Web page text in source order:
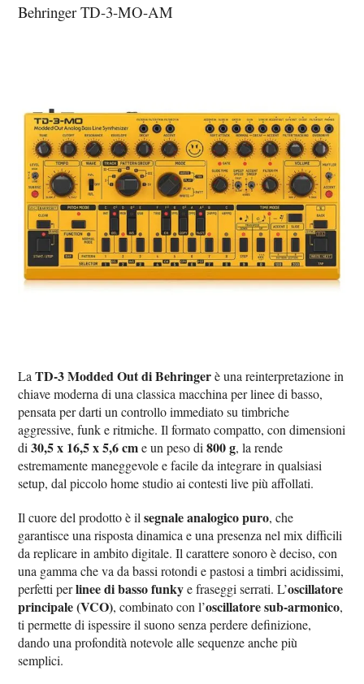
Behringer TD-3-MO-AM
LaTD-3 Modded Out di Behringerè una reinterpretazione in
chiave moderna di una classica macchina per linee di basso,
pensata per darti un controllo immediato su timbriche
aggressive, funk e ritmiche. Il formato compatto, con dimensioni
di30,5 x 16,5 x 5,6 cme un peso di800 g, la rende
estremamente maneggevole e facile da integrare in qualsiasi
setup, dal piccolo home studio ai contesti live più affollati.
Il cuore del prodotto è ilsegnale analogico puro, che
garantisce una risposta dinamica e una presenza nel mix difficili
da replicare in ambito digitale. Il carattere sonoro è deciso, con
una gamma che va da bassi rotondi e pastosi a timbri acidissimi,
perfetti perlinee di basso funkye fraseggi serrati. L’oscillatore
principale (VCO), combinato con l’oscillatore sub-armonico,
ti permette di ispessire il suono senza perdere definizione,
dando una profondità notevole alle sequenze anche più
semplici.